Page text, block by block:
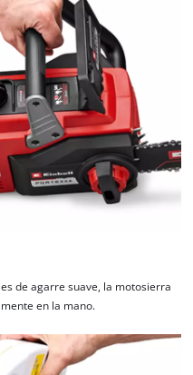
de agarre suave, la motosierra
en la mano.